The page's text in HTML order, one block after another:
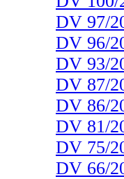
DV 97/
DV 96/
DV 93/
DV 87/
DV 86/
DV 81/
DV 75/
DV 66/